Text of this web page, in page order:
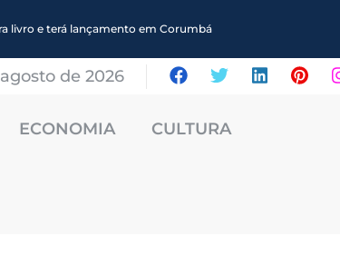
livro e terá lançamento em Corumbá
de 2026
ECONOMIA CULTURA